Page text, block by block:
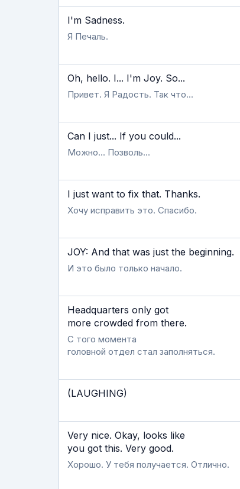
I'm Sadness.
Я Печаль.
Oh, hello. I... I'm Joy. So...
Привет. Я Радость. Так что...
Can I just... If you could...
Можно... Позволь...
I just want to fix that. Thanks.
Хочу исправить это. Спасибо.
JOY: And that was just the beginning.
И это было только начало.
Headquarters only got
more crowded from there.
С того момента
головной отдел стал заполняться.
(LAUGHING)
Very nice. Okay, looks like
you got this. Very good.
Хорошо. У тебя получается. Отлично.